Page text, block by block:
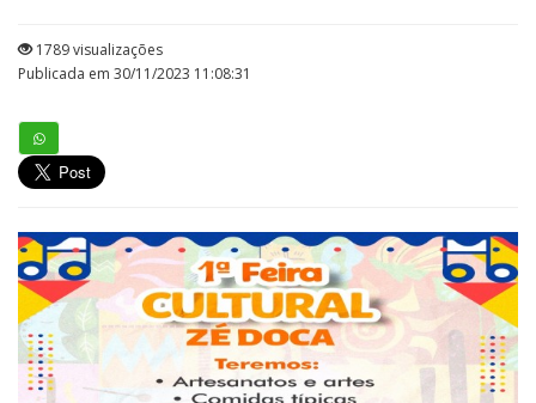
1789 visualizações
Publicada em 30/11/2023 11:08:31